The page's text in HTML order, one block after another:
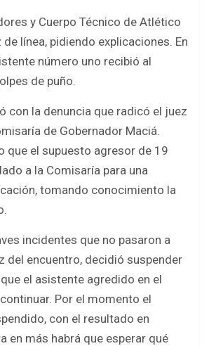
y Cuerpo Técnico de Atlético
línea, pidiendo explicaciones. En
número uno recibió al
de puño.
con la denuncia que radicó el juez
de Gobernador Maciá.
que el supuesto agresor de 19
a la Comisaría para una
tomando conocimiento la
incidentes que no pasaron a
del encuentro, decidió suspender
el asistente agredido en el
Por el momento el
con el resultado en
en más habrá que esperar qué